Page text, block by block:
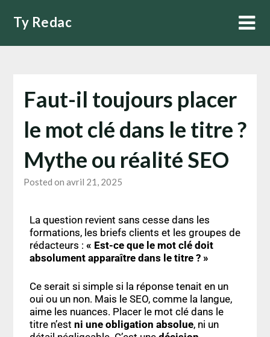
Ty Redac
Faut-il toujours placer
le mot clé dans le titre ?
Mythe ou réalité SEO
Posted on avril 21, 2025
La question revient sans cesse dans les
formations, les briefs clients et les groupes de
rédacteurs : « Est-ce que le mot clé doit
absolument apparaître dans le titre ? »
Ce serait si simple si la réponse tenait en un
oui ou un non. Mais le SEO, comme la langue,
aime les nuances. Placer le mot clé dans le
titre n’est ni une obligation absolue, ni un